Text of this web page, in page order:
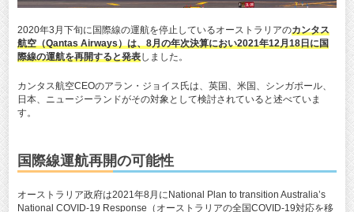
2020年3月下旬に国際線の運航を停止しているオーストラリアのカンタス
航空（Qantas Airways）は、8月の年次決算におい2021年12月18日に国
際線の運航を再開すると発表しました。
カンタス航空CEOのアラン・ジョイス氏は、英国、米国、シンガポール、
日本、ニュージーランドがその対象として検討されていると述べていま
す。
国際線運航再開の可能性
オーストラリア政府は2021年8月にNational Plan to transition Australia’s
National COVID-19 Response（オーストラリアの全国COVID-19対応を移